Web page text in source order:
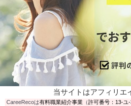
当サイトはアフィリエ
CareeRecoは有料職業紹介事業 （許可番号：13-ユ